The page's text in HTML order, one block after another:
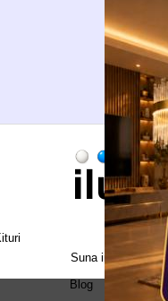
Suna in call center:
Blog